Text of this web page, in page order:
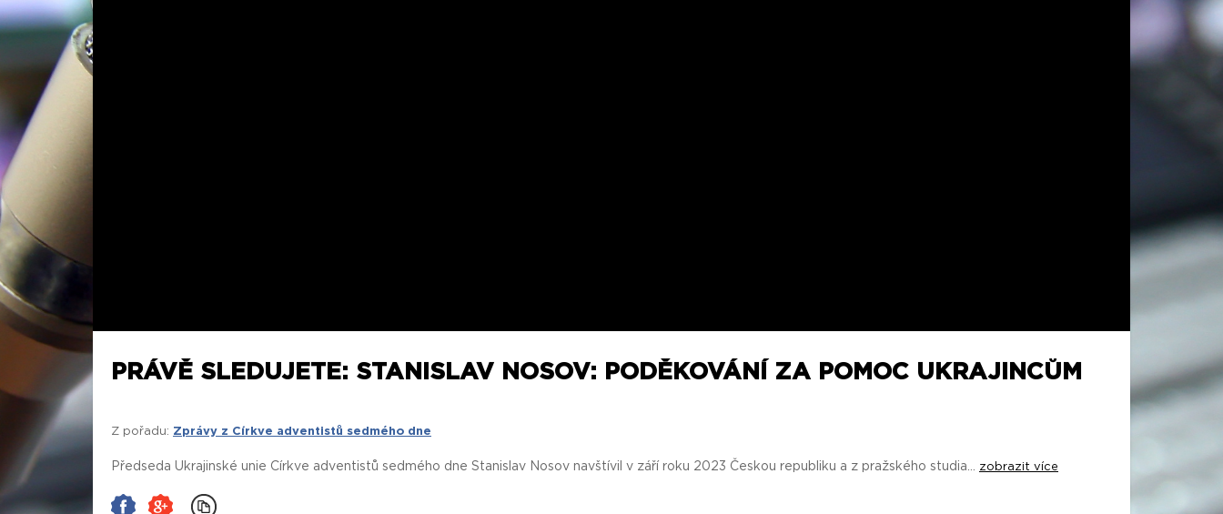
PRÁVĚ SLEDUJETE: STANISLAV NOSOV: PODĚKOVÁNÍ ZA POMOC UKRAJINCŮM
Z pořadu: Zprávy z Církve adventistů sedmého dne
Předseda Ukrajinské unie Církve adventistů sedmého dne Stanislav Nosov navštívil v září roku 2023 Českou republiku a z pražského studia... zobrazit více